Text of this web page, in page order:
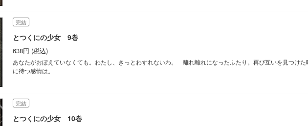
完結
とつくにの少女 9巻
638円 (税込)
あなたがおぼえていなくても。わたし、きっとわすれないわ。 離れ離れになったふたり。再び互いを見つけた
に待つ感情は。
完結
とつくにの少女 10巻